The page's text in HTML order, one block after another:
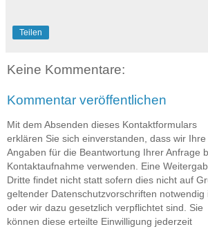
Teilen
Keine Kommentare:
Kommentar veröffentlichen
Mit dem Absenden dieses Kontaktformulars
erklären Sie sich einverstanden, dass wir Ihre
Angaben für die Beantwortung Ihrer Anfrage
Kontaktaufnahme verwenden. Eine
Dritte findet nicht statt sofern dies nicht auf
geltender Datenschutzvorschriften notwendig
oder wir dazu gesetzlich verpflichtet sind. Sie
können diese erteilte Einwilligung jederzeit